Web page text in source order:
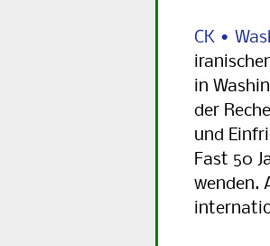
CK •
in
der
und
Fast 50
wenden.